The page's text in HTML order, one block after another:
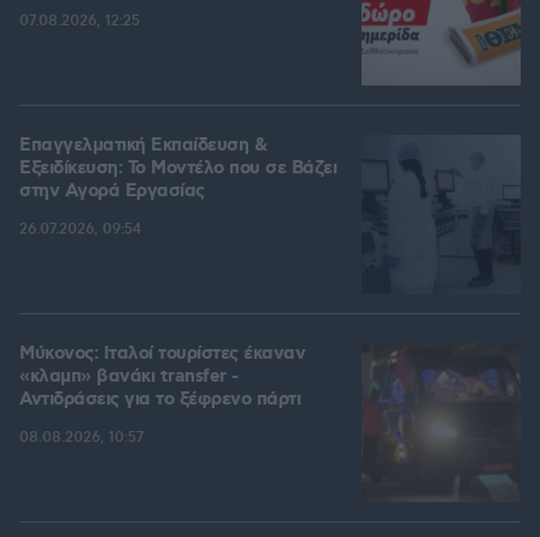
07.08.2026, 12:25
Επαγγελματική Εκπαίδευση &
Εξειδίκευση: Το Mοντέλο που σε Bάζει
στην Aγορά Eργασίας
26.07.2026, 09:54
Μύκονος: Ιταλοί τουρίστες έκαναν
«κλαμπ» βανάκι transfer -
Αντιδράσεις για το ξέφρενο πάρτι
08.08.2026, 10:57